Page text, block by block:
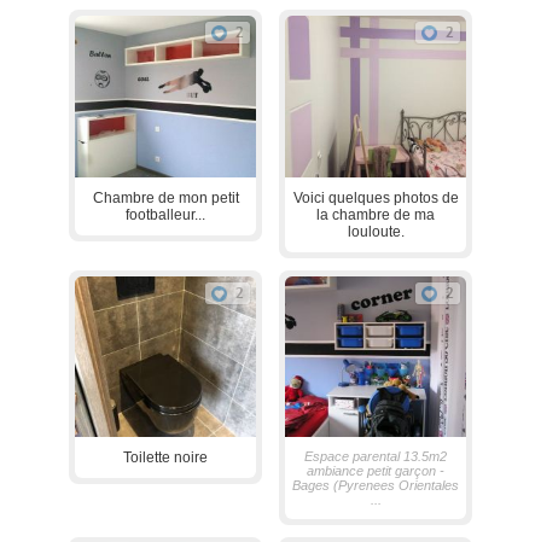
2
Chambre de mon petit
footballeur...
2
Voici quelques photos de
la chambre de ma
louloute.
2
Toilette noire
2
Espace parental 13.5m2
ambiance petit garçon -
Bages (Pyrenees Orientales